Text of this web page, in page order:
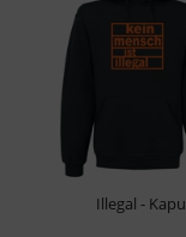
Illegal - Kapu